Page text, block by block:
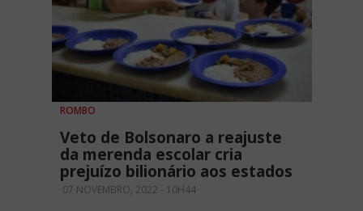
ROMBO
Veto de Bolsonaro a reajuste
da merenda escolar cria
prejuízo bilionário aos estados
07 NOVEMBRO, 2022 - 10H44